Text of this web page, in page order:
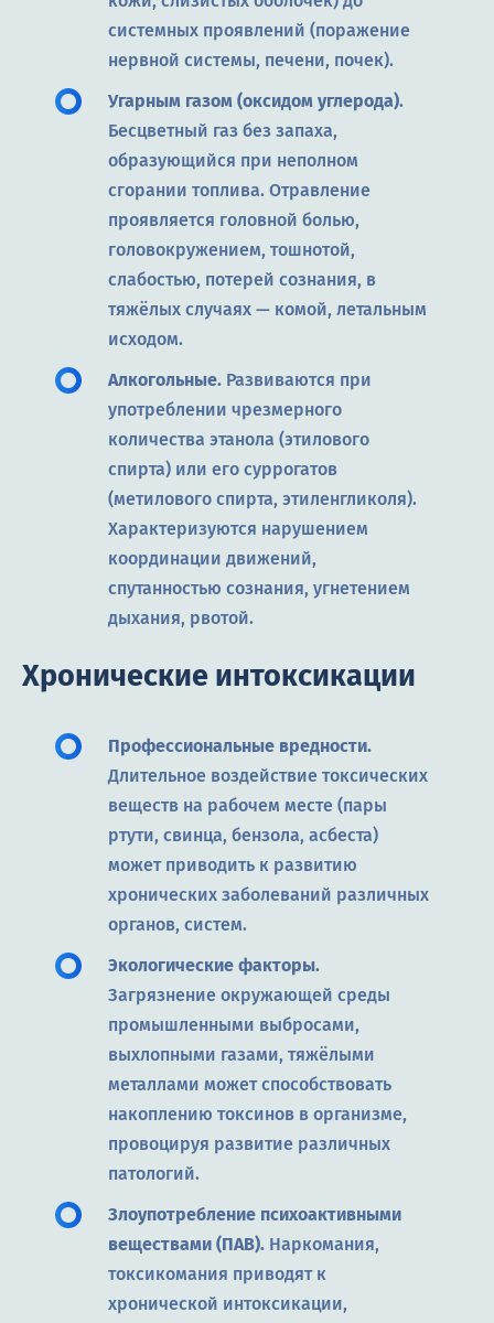
системных проявлений (поражение
нервной системы, печени, почек).
Угарным газом (оксидом углерода).
Бесцветный газ без запаха,
образующийся при неполном
сгорании топлива. Отравление
проявляется головной болью,
головокружением, тошнотой,
слабостью, потерей сознания, в
тяжёлых случаях — комой, летальным
исходом.
Алкогольные. Развиваются при
употреблении чрезмерного
количества этанола (этилового
спирта) или его суррогатов
(метилового спирта, этиленгликоля).
Характеризуются нарушением
координации движений,
спутанностью сознания, угнетением
дыхания, рвотой.
Хронические интоксикации
Профессиональные вредности.
Длительное воздействие токсических
веществ на рабочем месте (пары
ртути, свинца, бензола, асбеста)
может приводить к развитию
хронических заболеваний различных
органов, систем.
Экологические факторы.
Загрязнение окружающей среды
промышленными выбросами,
выхлопными газами, тяжёлыми
металлами может способствовать
накоплению токсинов в организме,
провоцируя развитие различных
патологий.
Злоупотребление психоактивными
веществами (ПАВ). Наркомания,
токсикомания приводят к
хронической интоксикации,